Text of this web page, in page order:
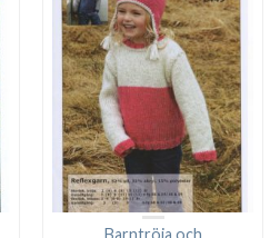
Barntröja och